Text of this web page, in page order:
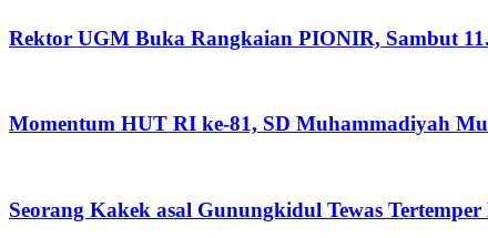
Rektor UGM Buka Rangkaian PIONIR, Sambut
Momentum HUT RI ke-81, SD Muhammadiyah
Seorang Kakek asal Gunungkidul Tewas